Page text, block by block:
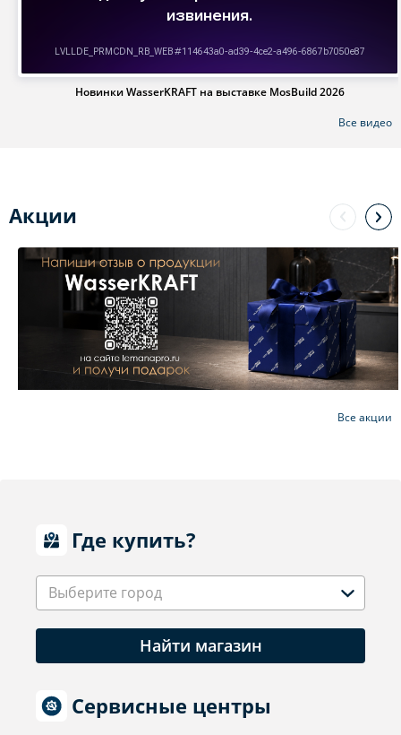
Новинки WasserKRAFT на выставке MosBuild 2026
Все видео
Акции
Все акции
Где купить?
Выберите город
Найти магазин
Сервисные центры